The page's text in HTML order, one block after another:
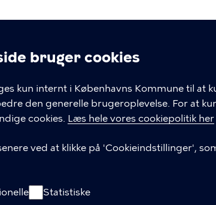
bruger cookies
kun internt i Københavns Kommune til at
den generelle brugeroplevelse. For at
cookies. Læs hele vores cookiepolitik her
ved at klikke på 'Cookieindstillinger',
Statistiske
Kommune
66
64942212
GENVEJE
Hvis